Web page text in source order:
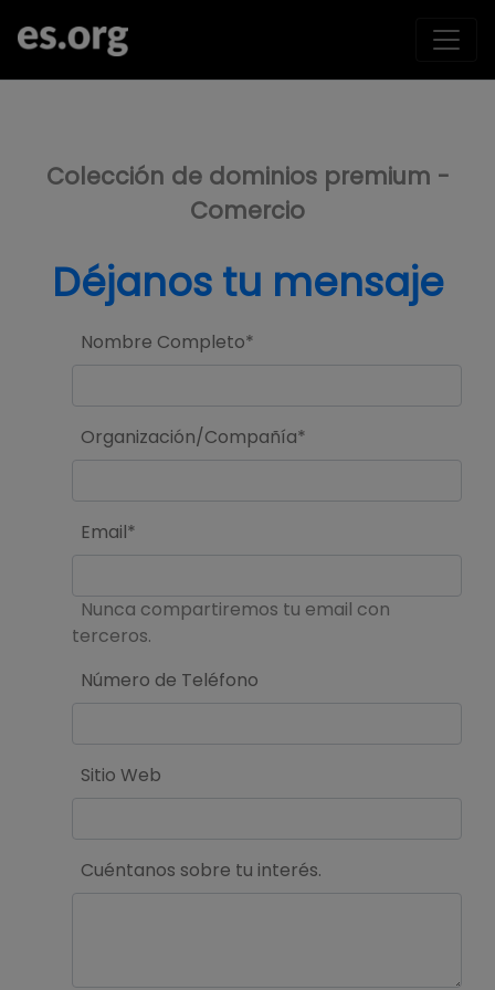
Colección de dominios premium -
Comercio
Déjanos tu mensaje
Nombre Completo*
Organización/Compañía*
Email*
Nunca compartiremos tu email con
terceros.
Número de Teléfono
Sitio Web
Cuéntanos sobre tu interés.